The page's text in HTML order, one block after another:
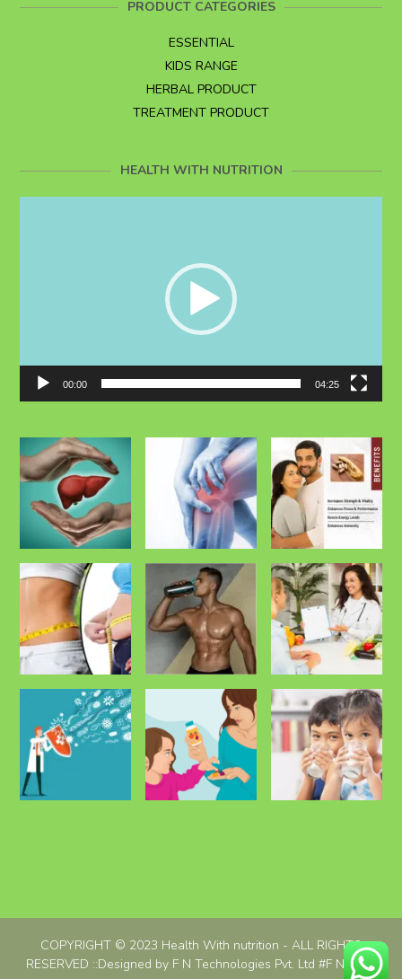
PRODUCT CATEGORIES
ESSENTIAL
KIDS RANGE
HERBAL PRODUCT
TREATMENT PRODUCT
HEALTH WITH NUTRITION
00:00 04:25
COPYRIGHT © 2023 Health With nutrition - ALL RIGHTS
RESERVED ::Designed by F N Technologies Pvt. Ltd #F N Tech